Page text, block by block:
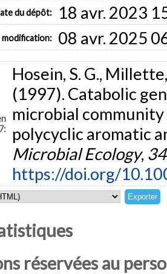
du dépôt: 18 avr. 2023
08 avr. 2025
Hosein, S. G.,
(1997). Catabolic
microbial
polycyclic aromatic
Microbial Ecology, 34
https://doi.org/
réservées au